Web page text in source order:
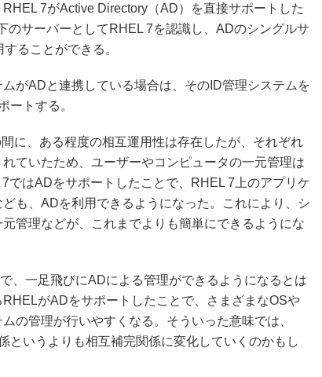
7がActive Directory（AD）を直接サポートした
のサーバーとしてRHEL 7を認識し、ADのシングルサ
ることができる。
がADと連携している場合は、そのID管理システムを
ートする。
に、ある程度の相互運用性は存在したが、それぞれ
ていたため、ユーザーやコンピュータの一元管理は
ではADをサポートしたことで、RHEL 7上のアプリケ
も、ADを利用できるようになった。これにより、シ
管理などが、これまでよりも簡単にできるようにな
、一足飛びにADによる管理ができるようになるとは
がADをサポートしたことで、さまざまなOSや
の管理が行いやすくなる。そういった意味では、
というよりも相互補完関係に変化していくのかもし